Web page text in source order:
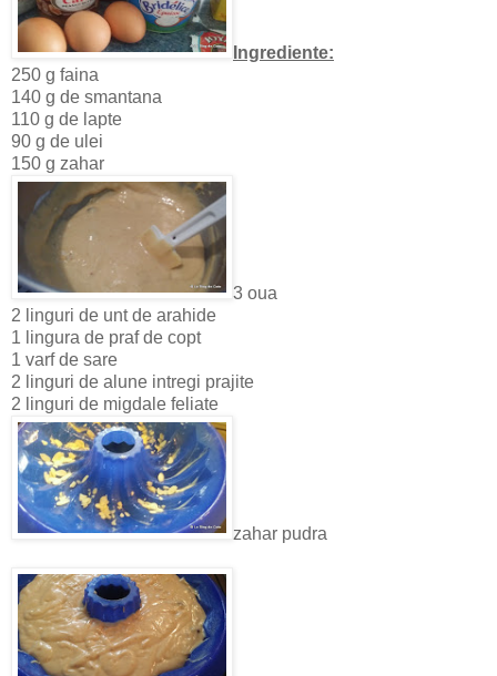
Ingrediente:
250 g faina
140 g de smantana
110 g de lapte
90 g de ulei
150 g zahar
3 oua
2 linguri de unt de arahide
1 lingura de praf de copt
1 varf de sare
2 linguri de alune intregi prajite
2 linguri de migdale feliate
zahar pudra